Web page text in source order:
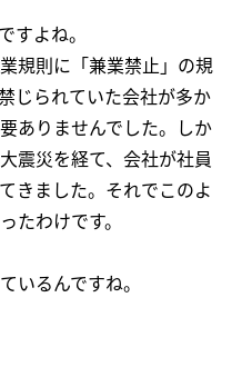
すよね。
規則に「兼業禁止」の規
じられていた会社が多か
ありませんでした。しか
震災を経て、会社が社員
きました。それでこのよ
たわけです。
いるんですね。